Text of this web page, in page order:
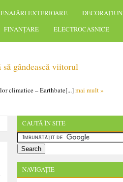
EXTERIOARE
FINANȚARE ELECTROCASNICE
gândească viitorul
climatice – Earthbate[...]mai mult »
CAUTĂ ÎN SITE
NAVIGAȚIE